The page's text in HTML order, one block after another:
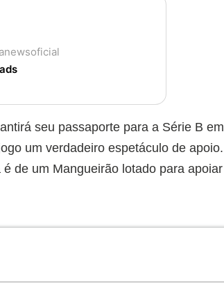
seu passaporte para a Série B em
um verdadeiro espetáculo de apoio.
de um Mangueirão lotado para apoiar